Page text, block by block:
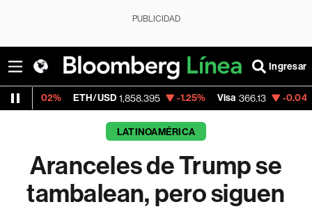
PUBLICIDAD
Ingresar
ETH/USD 1,858.395 -1.25% Visa 366.13 -0.04%
LATINOAMÉRICA
Aranceles de Trump se
tambalean, pero siguen